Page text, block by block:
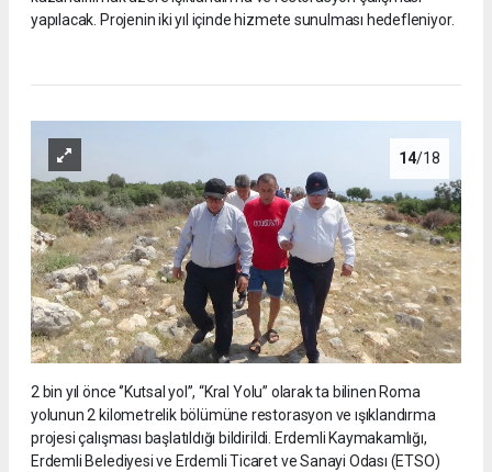
yapılacak. Projenin iki yıl içinde hizmete sunulması hedefleniyor.
14/18
2 bin yıl önce ‘’Kutsal yol’’, “Kral Yolu” olarak ta bilinen Roma
yolunun 2 kilometrelik bölümüne restorasyon ve ışıklandırma
projesi çalışması başlatıldığı bildirildi. Erdemli Kaymakamlığı,
Erdemli Belediyesi ve Erdemli Ticaret ve Sanayi Odası (ETSO)